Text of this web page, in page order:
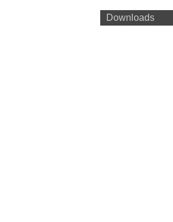
Downloads